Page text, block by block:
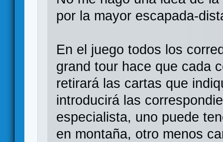
por la mayor escapada-
En el juego todos los
grand tour hace que cada
retirará las cartas que
introducirá las
especialista, uno puede
en montaña, otro menos